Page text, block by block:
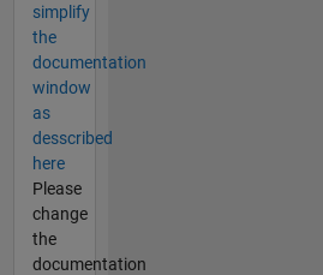
simplify
the
documentation
window
as
desscribed
here
Please
change
the
documentation